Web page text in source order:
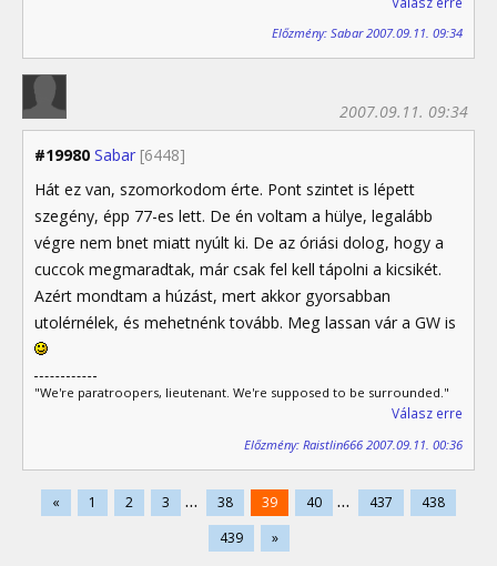
Előzmény: Sabar 2007.09.11. 09:34
#19980 Sabar [6448]
2007.09.11. 09:34
Hát ez van, szomorkodom érte. Pont szintet is lépett
szegény, épp 77-es lett. De én voltam a hülye, legalább
végre nem bnet miatt nyúlt ki. De az óriási dolog, hogy a
cuccok megmaradtak, már csak fel kell tápolni a kicsikét.
Azért mondtam a húzást, mert akkor gyorsabban
utolérnélek, és mehetnénk tovább. Meg lassan vár a GW is
"We're paratroopers, lieutenant. We're supposed to be surrounded."
Válasz erre
Előzmény: Raistlin666 2007.09.11. 00:36
« 1 2 3 ... 38 39 40 ... 437
438
439
»